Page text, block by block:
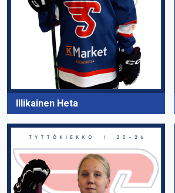
Illikainen Heta